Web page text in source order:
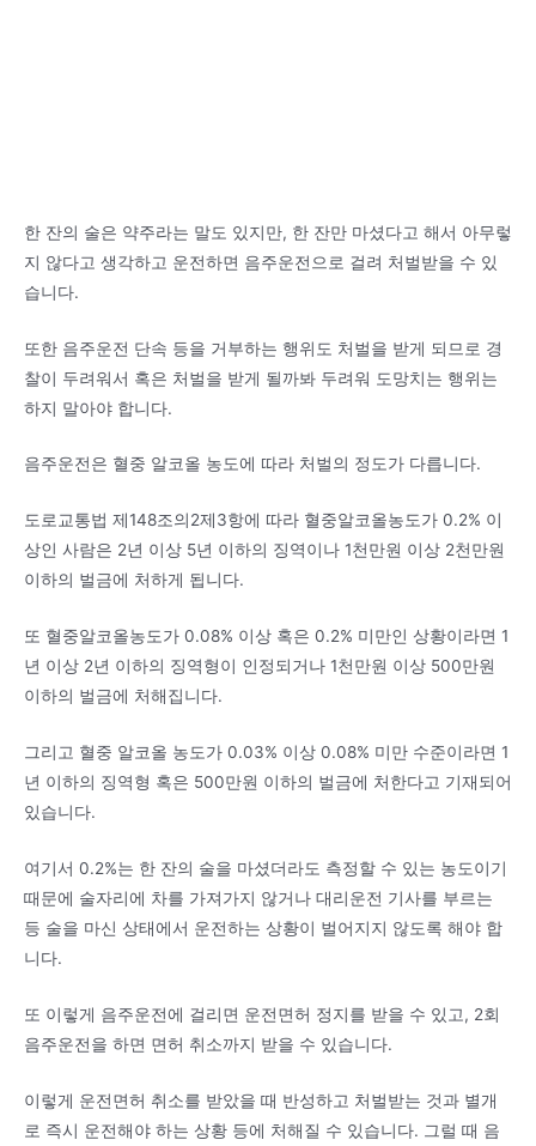
한 잔의 술은 약주라는 말도 있지만, 한 잔만 마셨다고 해서 아무렇
지 않다고 생각하고 운전하면 음주운전으로 걸려 처벌받을 수 있
습니다.
또한 음주운전 단속 등을 거부하는 행위도 처벌을 받게 되므로 경
찰이 두려워서 혹은 처벌을 받게 될까봐 두려워 도망치는 행위는
하지 말아야 합니다.
음주운전은 혈중 알코올 농도에 따라 처벌의 정도가 다릅니다.
도로교통법 제148조의2제3항에 따라 혈중알코올농도가 0.2% 이
상인 사람은 2년 이상 5년 이하의 징역이나 1천만원 이상 2천만원
이하의 벌금에 처하게 됩니다.
또 혈중알코올농도가 0.08% 이상 혹은 0.2% 미만인 상황이라면 1
년 이상 2년 이하의 징역형이 인정되거나 1천만원 이상 500만원
이하의 벌금에 처해집니다.
그리고 혈중 알코올 농도가 0.03% 이상 0.08% 미만 수준이라면 1
년 이하의 징역형 혹은 500만원 이하의 벌금에 처한다고 기재되어
있습니다.
여기서 0.2%는 한 잔의 술을 마셨더라도 측정할 수 있는 농도이기
때문에 술자리에 차를 가져가지 않거나 대리운전 기사를 부르는
등 술을 마신 상태에서 운전하는 상황이 벌어지지 않도록 해야 합
니다.
또 이렇게 음주운전에 걸리면 운전면허 정지를 받을 수 있고, 2회
음주운전을 하면 면허 취소까지 받을 수 있습니다.
이렇게 운전면허 취소를 받았을 때 반성하고 처벌받는 것과 별개
로 즉시 운전해야 하는 상황 등에 처해질 수 있습니다. 그럴 때 음